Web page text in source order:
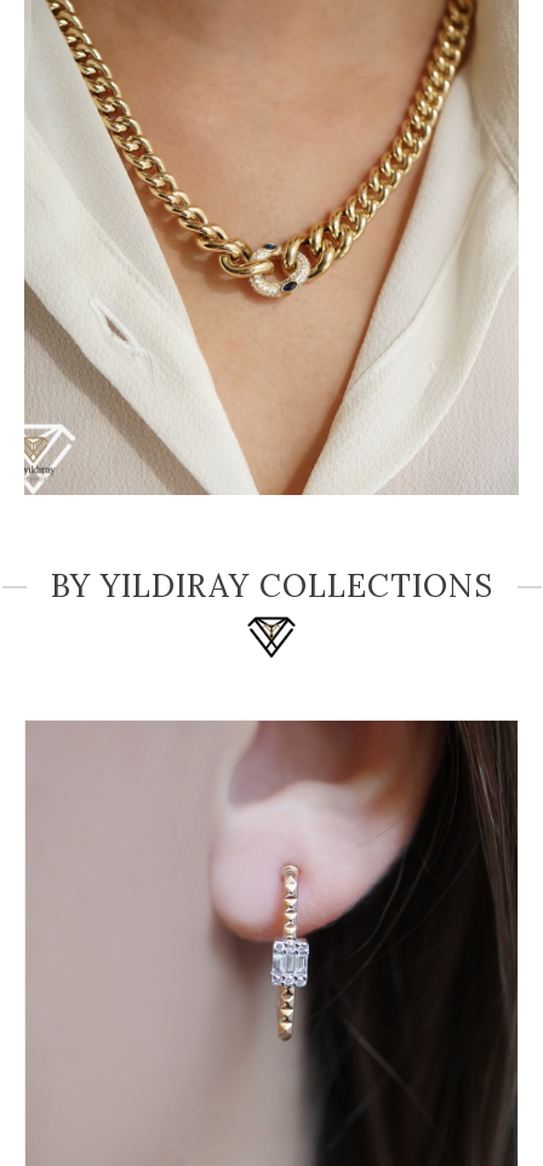
BY YILDIRAY COLLECTIONS